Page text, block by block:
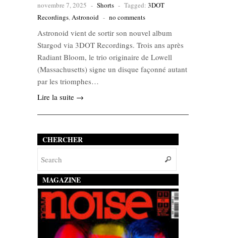
novembre 7, 2025 - Shorts - Tagged: 3DOT
Recordings,Astronoid - no comments
Astronoid vient de sortir son nouvel album
Stargod via 3DOT Recordings. Trois ans après
Radiant Bloom, le trio originaire de Lowell
(Massachusetts) signe un disque façonné autant
par les triomphes…
Lire la suite →
CHERCHER
MAGAZINE